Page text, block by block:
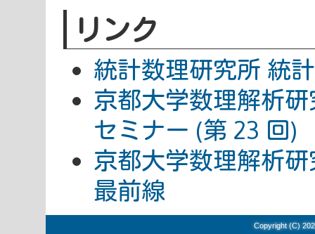
リンク
統計数理研究所 統
京都大学数理解析
セミナー (第 23 回)
京都大学数理解析
最前線
Copyright (C)